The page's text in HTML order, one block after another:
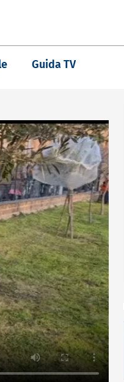
Guida TV